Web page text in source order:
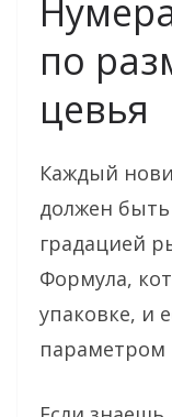
по
цевья
Каждый
должен
градацией
Формула,
упаковке, и
параметром